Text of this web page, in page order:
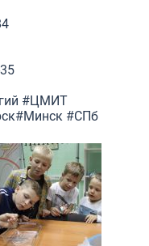
#ЦМИТ
#Минск #СПб